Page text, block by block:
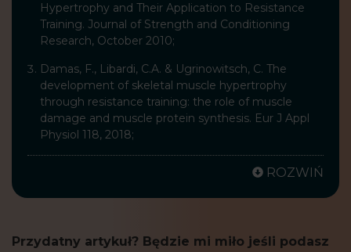
Hypertrophy and Their Application to Resistance
Training. Journal of Strength and Conditioning
Research, October 2010;
Damas, F., Libardi, C.A. & Ugrinowitsch, C. The
development of skeletal muscle hypertrophy
through resistance training: the role of muscle
damage and muscle protein synthesis. Eur J Appl
Physiol 118, 2018;
ROZWIŃ
Przydatny artykuł? Będzie mi miło jeśli podasz